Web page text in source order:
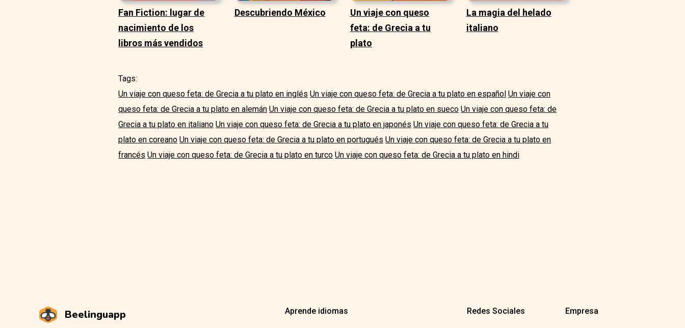
Fan Fiction: lugar de
nacimiento de los
libros más vendidos
Descubriendo México
Un viaje con queso
feta: de Grecia a tu
plato
La magia del helado
italiano
Tags:
Un viaje con queso feta: de Grecia a tu plato en inglés Un viaje con queso feta: de Grecia a tu plato en español Un viaje con
queso feta: de Grecia a tu plato en alemán Un viaje con queso feta: de Grecia a tu plato en sueco Un viaje con queso feta: de
Grecia a tu plato en italiano Un viaje con queso feta: de Grecia a tu plato en japonés Un viaje con queso feta: de Grecia a tu
plato en coreano Un viaje con queso feta: de Grecia a tu plato en portugués Un viaje con queso feta: de Grecia a tu plato en
francés Un viaje con queso feta: de Grecia a tu plato en turco Un viaje con queso feta: de Grecia a tu plato en hindi
Beelinguapp Aprende idiomas Redes Sociales Empresa